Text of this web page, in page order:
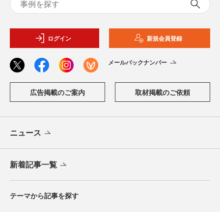
ログイン 新規会員登録
メールバックナンバー
広告掲載のご案内 取材掲載のご依頼
ニュース
新着記事一覧
テーマから記事を探す